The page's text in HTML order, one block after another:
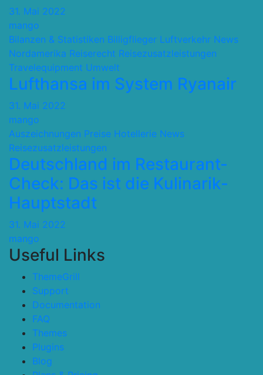
31. Mai 2022
mango
Bilanzen & Statistiken Billigflieger Luftverkehr News
Nordamerika Reiserecht Reisezusatzleistungen
Travelequipment Umwelt
Lufthansa im System Ryanair
31. Mai 2022
mango
Auszeichnungen Preise Hotellerie News
Reisezusatzleistungen
Deutschland im Restaurant-
Check: Das ist die Kulinarik-
Hauptstadt
31. Mai 2022
mango
Useful Links
ThemeGrill
Support
Documentation
FAQ
Themes
Plugins
Blog